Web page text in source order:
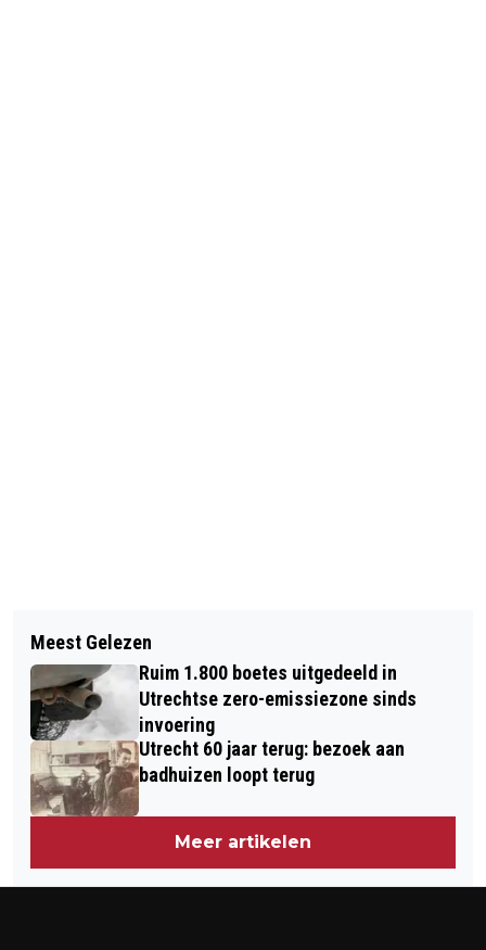
TAMI GROENENDIJK JAAR LANGER
BIJ FC UTRECHT VROUWEN
468 OPTREDENS VERSPREID OVER 165
TUINEN TIJDENS GLUREN BIJ DE
BUREN
Meest Gelezen
Ruim 1.800 boetes uitgedeeld in
Utrechtse zero-emissiezone sinds
invoering
Utrecht 60 jaar terug: bezoek aan
badhuizen loopt terug
Meer artikelen